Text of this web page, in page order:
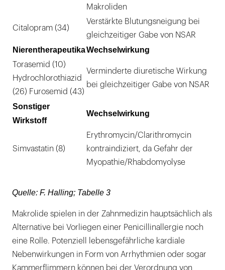
Makroliden
Citalopram (34)
Verstärkte Blutungsneigung bei
gleichzeitiger Gabe von NSAR
NierentherapeutikaWechselwirkung
Torasemid (10)
Hydrochlorothiazid
(26) Furosemid (43)
Verminderte diuretische Wirkung
bei gleichzeitiger Gabe von NSAR
Sonstiger
Wirkstoff
Wechselwirkung
Simvastatin (8)
Erythromycin/Clarithromycin
kontraindiziert, da Gefahr der
Myopathie/Rhabdomyolyse
Quelle: F. Halling; Tabelle 3
Makrolide spielen in der Zahnmedizin hauptsächlich als
Alternative bei Vorliegen einer Penicillinallergie noch
eine Rolle. Potenziell lebensgefährliche kardiale
Nebenwirkungen in Form von Arrhythmien oder sogar
Kammerflimmern können bei der Verordnung von